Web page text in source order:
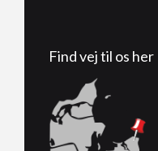
Find vej til os her